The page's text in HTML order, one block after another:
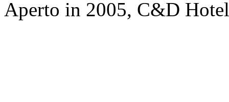
Aperto in 2005, C&D